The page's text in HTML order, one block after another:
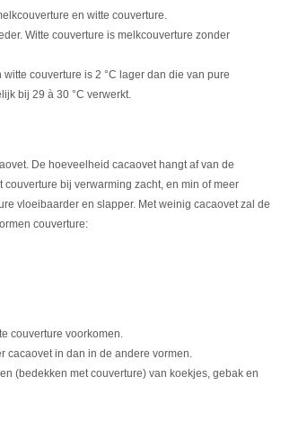
en witte couverture.
Witte couverture is melkcouverture zonder
couverture is 2 °C lager dan die van pure
bij 29 à 30 °C verwerkt.
De hoeveelheid cacaovet hangt af van de
bij verwarming zacht, en min of meer
vloeibaarder en slapper. Met weinig cacaovet zal de
couverture:
couverture voorkomen.
cacaovet in dan in de andere vormen.
(bedekken met couverture) van koekjes, gebak en